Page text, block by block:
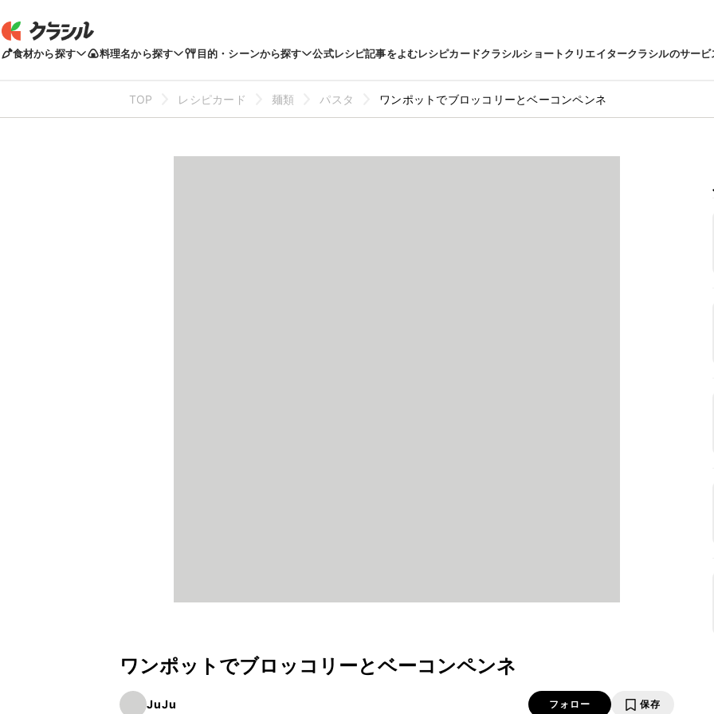
食材から探す 料理名から探す 目的・シーンから探す 公式レシピ記事をよむレシピカードクラシルショートクリエイタークラシルのサービ
TOP レシピカード 麺類 パスタ ワンポットでブロッコリーとベーコンペンネ
ワンポットでブロッコリーとベーコンペンネ
JuJu フォロー 保存